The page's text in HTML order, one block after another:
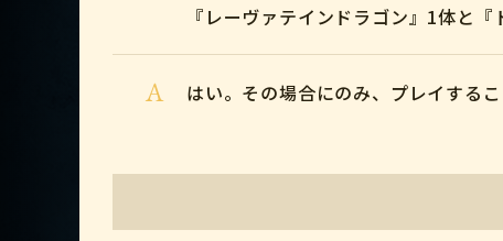
『レーヴァテインドラゴン』1体と
A はい。その場合にのみ、プレイするこ